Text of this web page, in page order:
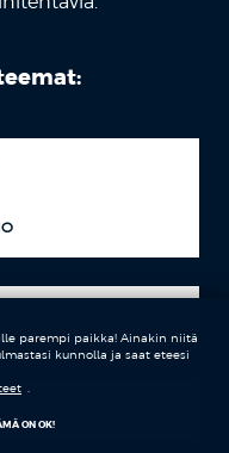
parempi paikka! Ainakin niitä
kunnolla ja saat eteesi
ON OK!